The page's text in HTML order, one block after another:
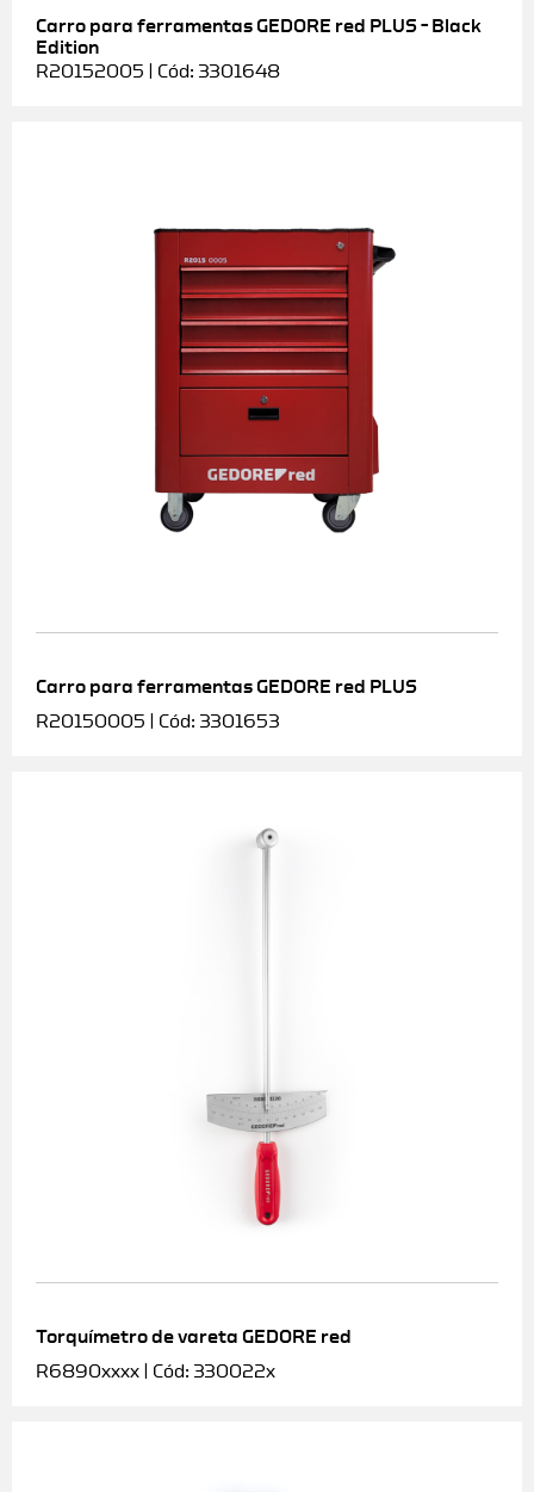
Carro para ferramentas GEDORE red PLUS – Black
Edition
R20152005 | Cód: 3301648
Carro para ferramentas GEDORE red PLUS
R20150005 | Cód: 3301653
Torquímetro de vareta GEDORE red
R6890xxxx | Cód: 330022x